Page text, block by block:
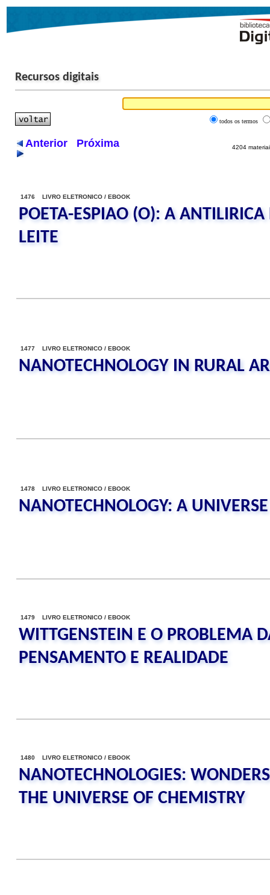
Recursos digitais
todos os termos
Anterior Próxima 4204
1476 LIVRO ELETRONICO / EBOOK
POETA-ESPIAO (O): A
LEITE
1477 LIVRO ELETRONICO / EBOOK
NANOTECHNOLOGY IN RURAL
1478 LIVRO ELETRONICO / EBOOK
NANOTECHNOLOGY: A
1479 LIVRO ELETRONICO / EBOOK
WITTGENSTEIN E O PROBLEMA
PENSAMENTO E REALIDADE
1480 LIVRO ELETRONICO / EBOOK
NANOTECHNOLOGIES:
THE UNIVERSE OF CHEMISTRY